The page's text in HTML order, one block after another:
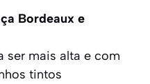
Bordeaux e
ser mais alta e com
tintos